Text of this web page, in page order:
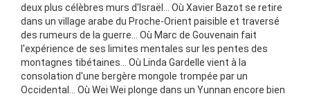
deux plus célèbres murs d'Israël... Où Xavier Bazot se retire
dans un village arabe du Proche-Orient paisible et traversé
des rumeurs de la guerre... Où Marc de Gouvenain fait
l'expérience de ses limites mentales sur les pentes des
montagnes tibétaines... Où Linda Gardelle vient à la
consolation d'une bergère mongole trompée par un
Occidental... Où Wei Wei plonge dans un Yunnan encore bien